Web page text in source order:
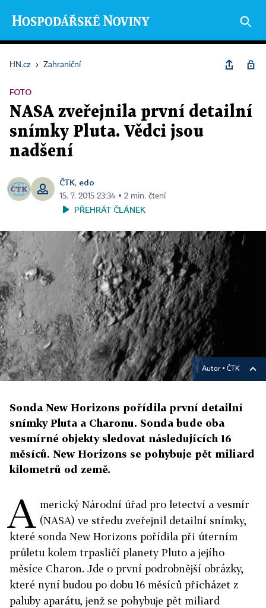
HN.cz › Zahraniční
FOTO
NASA zveřejnila první detailní
snímky Pluta. Vědci jsou
nadšení
ČTK, edo
15. 7. 2015 23:34 ▪ 2 min. čtení
PŘEHRÁT ČLÁNEK
Autor ▪ ČTK
Sonda New Horizons pořídila první detailní
snímky Pluta a Charonu. Sonda bude oba
vesmírné objekty sledovat následujících 16
měsíců. New Horizons se pohybuje pět miliard
kilometrů od země.
A merický Národní úřad pro letectví a vesmír
(NASA) ve středu zveřejnil detailní snímky,
které sonda New Horizons pořídila při úterním
průletu kolem trpasličí planety Pluto a jejího
měsíce Charon. Jde o první podrobnější obrázky,
které nyní budou po dobu 16 měsíců přicházet z
paluby aparátu, jenž se pohybuje pět miliard